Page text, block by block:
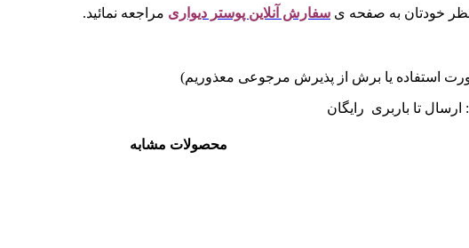
خودتان به صفحه ی سفارش آنلاین پوستر دیواری مراجعه نمائید.
تا باربری رایگان
محصولات مشابه